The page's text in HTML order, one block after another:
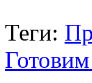
Теги: